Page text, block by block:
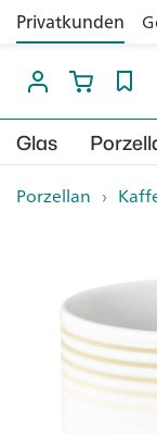
Privatkunden
Glas
Porzellan ›